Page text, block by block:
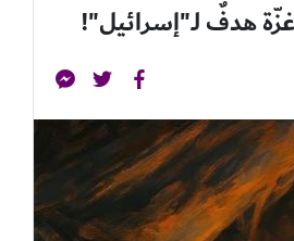
هدفٌ لـ"إسرائيل"!